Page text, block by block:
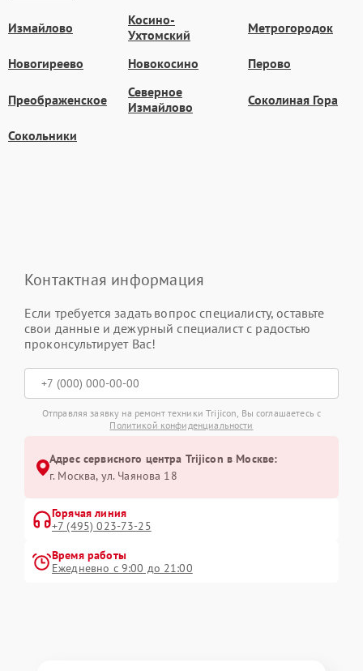
Измайлово
Косино-
Ухтомский
Метрогородок
Новогиреево Новокосино Перово
Преображенское
Северное
Измайлово
Соколиная Гора
Сокольники
Контактная информация
Если требуется задать вопрос специалисту, оставьте
свои данные и дежурный специалист с радостью
проконсультирует Вас!
Отправляя заявку на ремонт техники Trijicon, Вы соглашаетесь с
Политикой конфиденциальности
Адрес сервисного центра Trijicon в Москве:
г. Москва, ул. Чаянова 18
Горячая линия
+7 (495) 023-73-25
Время работы
Ежедневно с 9:00 до 21:00